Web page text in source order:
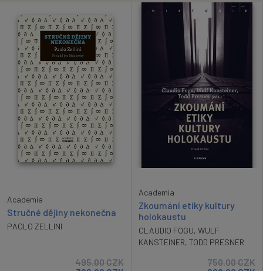
Academia
Stručné dějiny nekonečna
PAOLO ZELLINI
495.00CZK
Academia
Zkoumání etiky kultury
holokaustu
CLAUDIO FOGU, WULF
KANSTEINER, TODD PRESNER
750.00CZK